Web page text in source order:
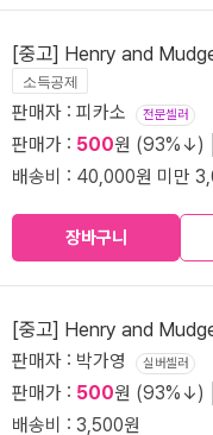
[중고] Henry and
소득공제
판매자 : 피카소 전문셀러
판매가 : 500원 (93%↓)
배송비 : 40,000원 미만
장바구니
[중고] Henry and
판매자 : 박가영 실버셀러
판매가 : 500원 (93%↓)
배송비 : 3,500원